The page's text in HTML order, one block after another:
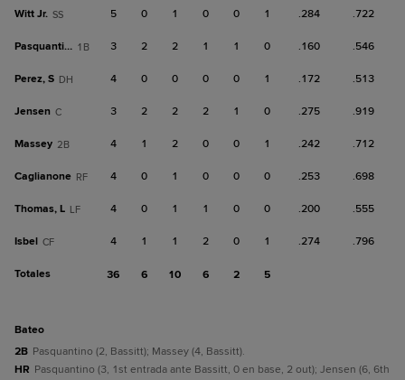
Witt Jr. SS 5 0 1 0 0 1 .284 .722
Pasquantino 1B 3 2 2 1 1 0 .160 .546
Perez, S DH 4 0 0 0 0 1 .172 .513
Jensen C 3 2 2 2 1 0 .275 .919
Massey 2B 4 1 2 0 0 1 .242 .712
Caglianone RF 4 0 1 0 0 0 .253 .698
Thomas, L LF 4 0 1 1 0 0 .200 .555
Isbel CF 4 1 1 2 0 1 .274 .796
Totales 36 6 10 6 2 5
bateo
2B Pasquantino (2, Bassitt); Massey (4, Bassitt).
HR Pasquantino (3, 1st entrada ante Bassitt, 0 en base, 2 out); Jensen (6, 6th